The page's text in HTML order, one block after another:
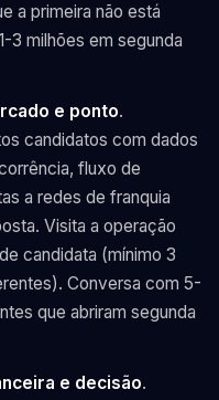
a primeira não está
3 milhões em segunda
e ponto.
candidatos com dados
fluxo de
a redes de franquia
Visita a operação
candidata (mínimo 3
Conversa com 5-
que abriram segunda
e decisão.